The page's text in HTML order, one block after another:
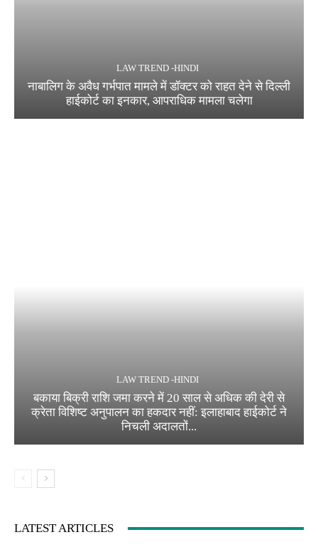
LAW TREND -HINDI
नाबालिग के अवैध गर्भपात मामले में डॉक्टर को राहत देने से दिल्ली
हाईकोर्ट का इनकार, आपराधिक मामला चलेगा
LAW TREND -HINDI
बकाया बिक्री राशि जमा करने में 20 साल से अधिक की देरी से
क्रेता विशिष्ट अनुपालन का हकदार नहीं: इलाहाबाद हाईकोर्ट ने
निचली अदालतों...
LATEST ARTICLES